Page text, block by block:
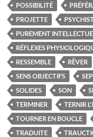
POSSIBILITÉ
PROJETTE
PUREMENT
RÉFLEXES
RESSEMBLE
RÊVER
SENS OBJECTIFS
SOLIDES
SON
TERMINER
TERNIR
TOURNER EN BOUCLE
TRADUITE